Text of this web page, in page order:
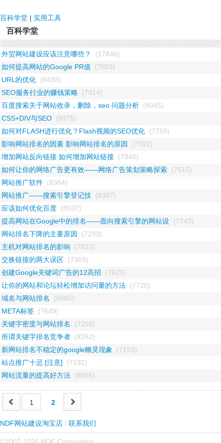
百科学堂 | 实用工具
百科学堂
外贸网站建设应该注意哪些？
(17846)
如何提高网站的Google PR值
(7803)
URL的优化 (8430)
SEO服务行业的赚钱策略 (7914)
百度搜索关于网站收录，删除，seo 问题分析 (8045)
CSS+DIV与SEO (8375)
如何对FLASH进行优化？Flash视频的SEO优化 (7759)
影响网站排名的因素 影响网站排名的原因
(7592)
增加网站反向链接 如何增加网站链接 (7948)
如何让你的网络广告更有效——网络广告策划策略探索 (7515)
网站推广软件 (8384)
网站推广——搜索引擎登记技 (8387)
应该如何优化百度 (8537)
提高网站在Google中的排名——面向搜索引擎的网站设 (7743)
网站排名下降的主要原因
(7293)
主机对网站排名的影响
(7533)
交换链接的两大误区 (7369)
创建Google关键词广告的12高招
(7625)
让你的网站和论坛轻松增加访问量的方法 (7720)
域名与网站排名
(6685)
META标签 (7649)
关键字密度与网站排名
(7258)
所谓关键字排名竞争者 (8252)
新网站排名不稳定的google幽灵现象
(7193)
站点推广十忌 [注意]
(7192)
网站流量的提高好方法 (6856)
1 2
NDF网站建设淘宝店 | 联系我们